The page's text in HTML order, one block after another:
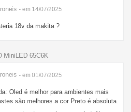
- em 14/07/2025
18v da makita ?
MiniLED 65C6K
- em 01/07/2025
Oled é melhor para ambientes mais
são melhores a cor Preto é absoluta.